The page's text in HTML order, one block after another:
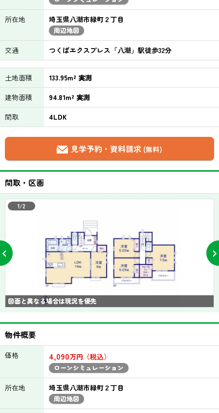
所在地 埼玉県八潮市緑町２丁目
周辺地図
交通 つくばエクスプレス「八潮」駅徒歩32分
土地面積
133.95m² 実測
建物面積
94.81m² 実測
間取
4LDK
見学予約・資料請求 (無料)
間取・区画
図面と異なる場合は現況を優先
1/2
物件概要
価格 4,090万円（税込）
ローンシミュレーション
所在地 埼玉県八潮市緑町２丁目
周辺地図